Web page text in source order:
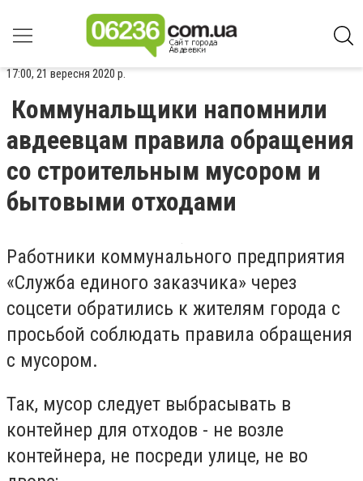
17:00, 21 вересня 2020 р.
Коммунальщики напомнили
авдеевцам правила обращения
со строительным мусором и
бытовыми отходами
Работники коммунального предприятия
«Служба единого заказчика» через
соцсети обратились к жителям города с
просьбой соблюдать правила обращения
с мусором.
Так, мусор следует выбрасывать в
контейнер для отходов - не возле
контейнера, не посреди улице, не во